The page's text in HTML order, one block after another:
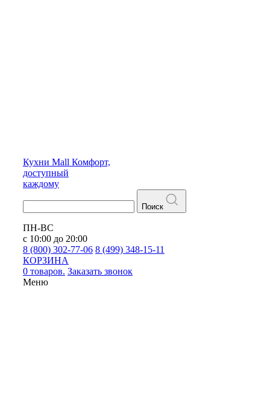
Кухни Mall Комфорт,
доступный
каждому
Поиск
ПН-ВС
с 10:00 до 20:00
8 (800) 302-77-06 8 (499) 348-15-11
КОРЗИНА
0 товаров. Заказать звонок
Меню